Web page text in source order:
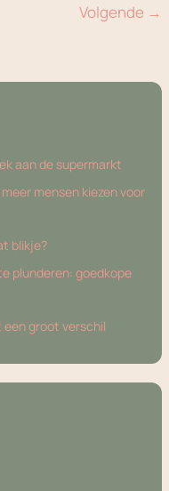
Volgende →
aan de supermarkt
mensen kiezen voor
blikje?
plunderen: goedkope
groot verschil